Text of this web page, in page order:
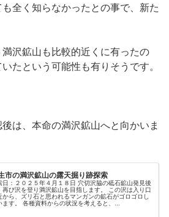
全く知らなかったとの事で、新た
沢鉱山も比較的近くに有ったの
たという可能性も有りそうです。
は、本命の満沢鉱山へと向かいま
市の満沢鉱山の露天掘り跡探索
日：２０２５年４月１８日 穴切沢脇の砥石鉱山発見後
再び沢を登り満沢鉱山を目指します。 この沢は入り口
から、ズリ石と思われるマンガンの鉱石がゴロゴロし
ます。 各種資料からの状況を考えると、...